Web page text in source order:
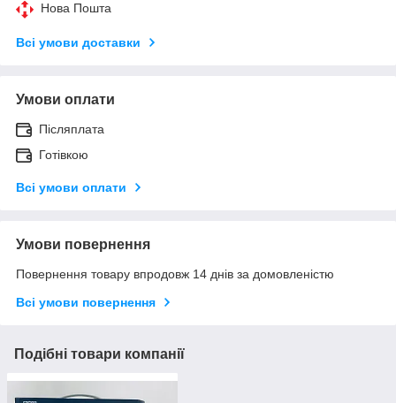
Нова Пошта
Всі умови доставки
Умови оплати
Післяплата
Готівкою
Всі умови оплати
Умови повернення
Повернення товару впродовж 14 днів за домовленістю
Всі умови повернення
Подібні товари компанії